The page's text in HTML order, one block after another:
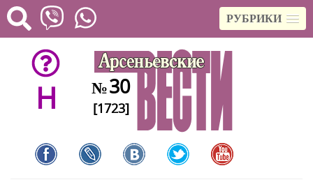
РУБРИКИ
H №30
[1723]